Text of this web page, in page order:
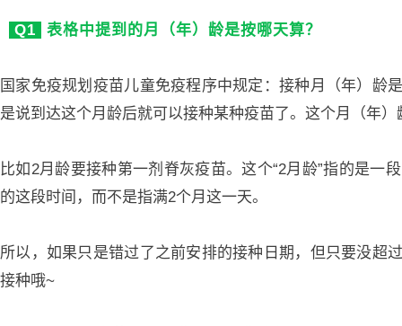
Q1 表格中提到的月（年）龄是按哪天算？
国家免疫规划疫苗儿童免疫程序中规定：接种月（年）龄
是说到达这个月龄后就可以接种某种疫苗了。这个月（年
比如2月龄要接种第一剂脊灰疫苗。这个“2月龄”指的是一
的这段时间，而不是指满2个月这一天。
所以，如果只是错过了之前安排的接种日期，但只要没超
接种哦~